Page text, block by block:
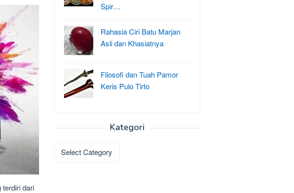
terdiri dari
Spir…
Rahasia Ciri Batu Marjan
Asli dan Khasiatnya
Filosofi dan Tuah Pamor
Keris Pulo Tirto
Kategori
Kategori